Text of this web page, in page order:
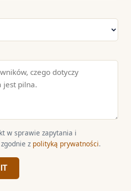
w sprawie zapytania i
z polityką prywatności.